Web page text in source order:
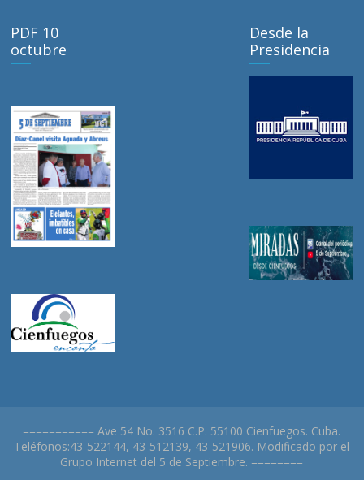
PDF 10
octubre
Desde la
Presidencia
=========== Ave 54 No. 3516 C.P. 55100 Cienfuegos. Cuba.
Teléfonos:43-522144, 43-512139, 43-521906. Modificado por el
Grupo Internet del 5 de Septiembre. ========